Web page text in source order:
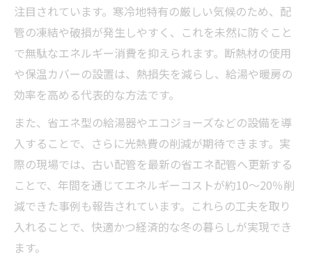
築年数に応じた配管工事の見直しポイント
配管工事で実現する古い家の快適エコ生活
断熱強化で配管トラブルを防ぐ方法
配管工事で断熱強化するメリットとは
エコ配管工事が断熱トラブルを減らす理由
断熱工事と配管工事の最適な組み合わせ方
配管工事で冬場の凍結リスクを未然に防ぐ
省エネを叶える断熱付き配管工事の実例
配管工事を通じて叶えるエコな住まい
配管工事で始めるエコな住まいづくり
注目されています。寒冷地特有の厳しい気候のため、配
管の凍結や破損が発生しやすく、これを未然に防ぐこと
で無駄なエネルギー消費を抑えられます。断熱材の使用
や保温カバーの設置は、熱損失を減らし、給湯や暖房の
効率を高める代表的な方法です。
また、省エネ型の給湯器やエコジョーズなどの設備を導
入することで、さらに光熱費の削減が期待できます。実
際の現場では、古い配管を最新の省エネ配管へ更新する
ことで、年間を通じてエネルギーコストが約10～20％削
減できた事例も報告されています。これらの工夫を取り
入れることで、快適かつ経済的な冬の暮らしが実現でき
ます。